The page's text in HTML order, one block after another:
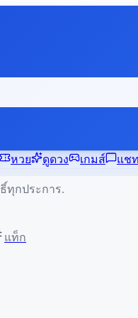
หวย ดูดวง เกมส์ แช
ธิ์ทุกประการ.
แท็ก